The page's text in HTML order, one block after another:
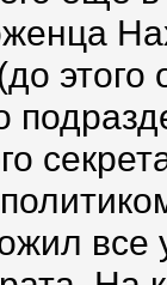
этого
все